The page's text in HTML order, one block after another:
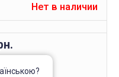
6 марта
Нет в наличии